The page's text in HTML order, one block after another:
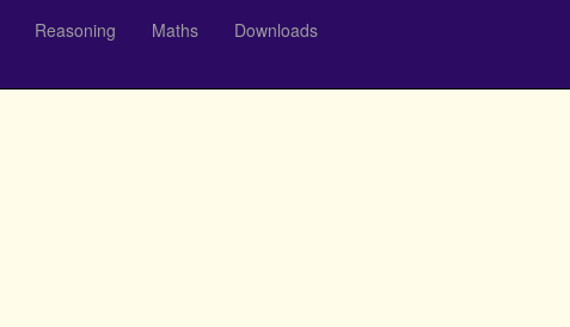
Reasoning Maths Downloads